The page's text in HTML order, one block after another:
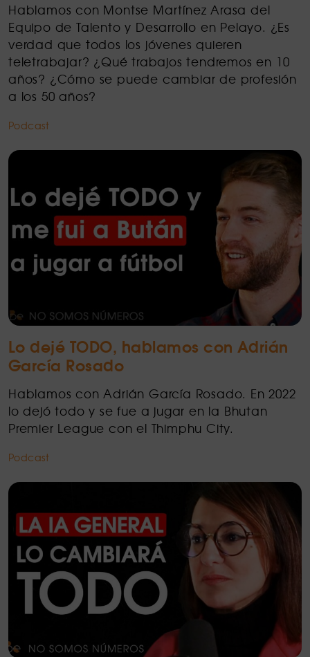
Hablamos con Montse Martínez Arasa del
Equipo de Talento y Desarrollo en Pelayo. ¿Es
verdad que todos los jóvenes quieren
teletrabajar? ¿Qué trabajos tendremos en 10
años? ¿Cómo se puede cambiar de profesión
a los 50 años?
Podcast
Lo dejé TODO, hablamos con Adrián
García Rosado
Hablamos con Adrián García Rosado. En 2022
lo dejó todo y se fue a jugar en la Bhutan
Premier League con el Thimphu City.
Podcast